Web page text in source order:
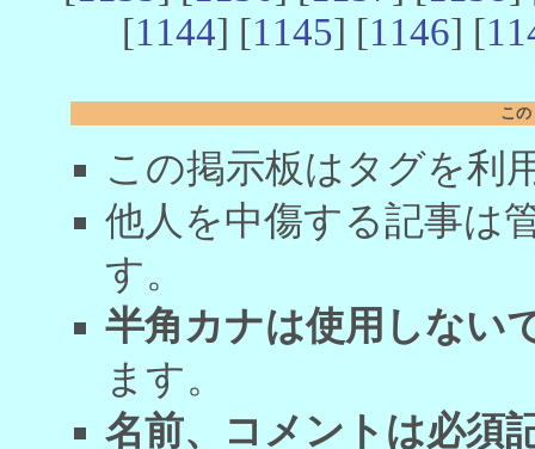
[1144] [1145] [1146] [
こ
この掲示板はタグを利
他人を中傷する記事は
す。
半角カナは使用しない
ます。
名前、コメントは必須